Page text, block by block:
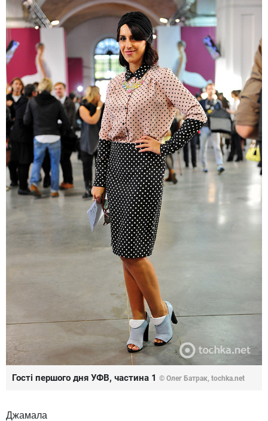
Гості першого дня УФВ, частина 1 © Олег Батрак, tochka.net
Джамала